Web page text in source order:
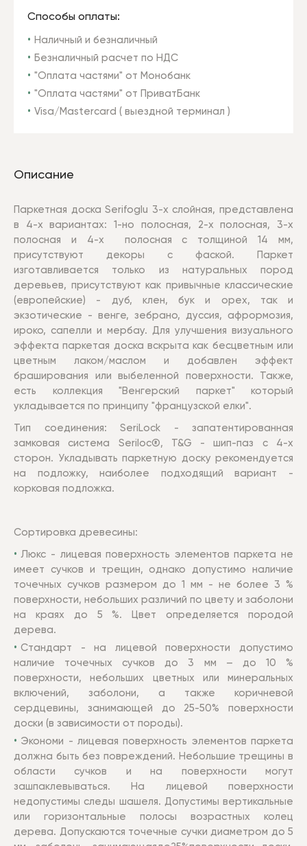
Способы оплаты:
Наличный и безналичный
Безналичный расчет по НДС
"Оплата частями" от Монобанк
"Оплата частями" от ПриватБанк
Visa/Mastercard ( выездной терминал )
Описание
Паркетная доска Serifoglu 3-х слойная, представлена
в 4-х вариантах: 1-но полосная, 2-х полосная, 3-х
полосная и 4-х полосная с толщиной 14 мм,
присутствуют декоры с фаской.
Паркет
изготавливается только из натуральных пород
деревьев, присутствуют как привычные классические
(европейские) - дуб, клен, бук и орех, так и
экзотические - венге, зебрано, дуссия, афрормозия,
ироко, сапелли и мербау. Для улучшения визуального
эффекта паркетая доска вскрыта как бесцветным или
цветным лаком/маслом и добавлен эффект
браширования или выбеленной поверхности. Также,
есть коллекция "Венгерский паркет" который
укладывается по принципу "французской елки".
Тип соединения: SeriLock - запатентированная
замковая система Seriloc®, T&G - шип-паз с 4-х
сторон. Укладывать паркетную доску рекомендуется
на подложку, наиболее подходящий вариант -
корковая подложка.
Сортировка древесины:
Люкс - лицевая поверхность элементов паркета не
имеет сучков и трещин, однако допустимо наличие
точечных сучков размером до 1 мм - не более 3 %
поверхности, небольших различий по цвету и заболони
на крaях до 5 %. Цвет определяется породой
дерева.
Стандарт - на лицевой поверхности допустимо
наличие точечных сучков до 3 мм – до 10 %
поверхности, небольших цветных или минеральных
включений, заболони, а также коричневой
сердцевины, занимающей до 25-50% поверхности
доски (в зависимости от породы).
Экономи - лицевая поверхность элементов паркета
должна быть без повреждений. Небольшие трещины в
области сучков и на поверхности могут
зашпаклевываться. На лицевой поверхности
недопустимы следы шашеля. Допустимы вертикальные
или горизонтальные полосы возрастных колец
дерева. Допускаются точечные сучки диаметром до 5